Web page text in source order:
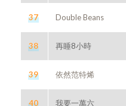
37 Double Beans
38 再睡8小時
39 依然范特烯
40 我要一萬六